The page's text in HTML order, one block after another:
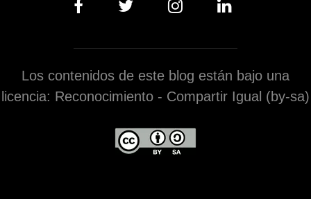
Los contenidos de este blog están bajo una
licencia: Reconocimiento - Compartir Igual (by-sa)